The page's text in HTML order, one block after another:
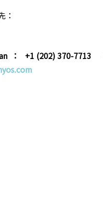
：
： +1 (202) 370-7713